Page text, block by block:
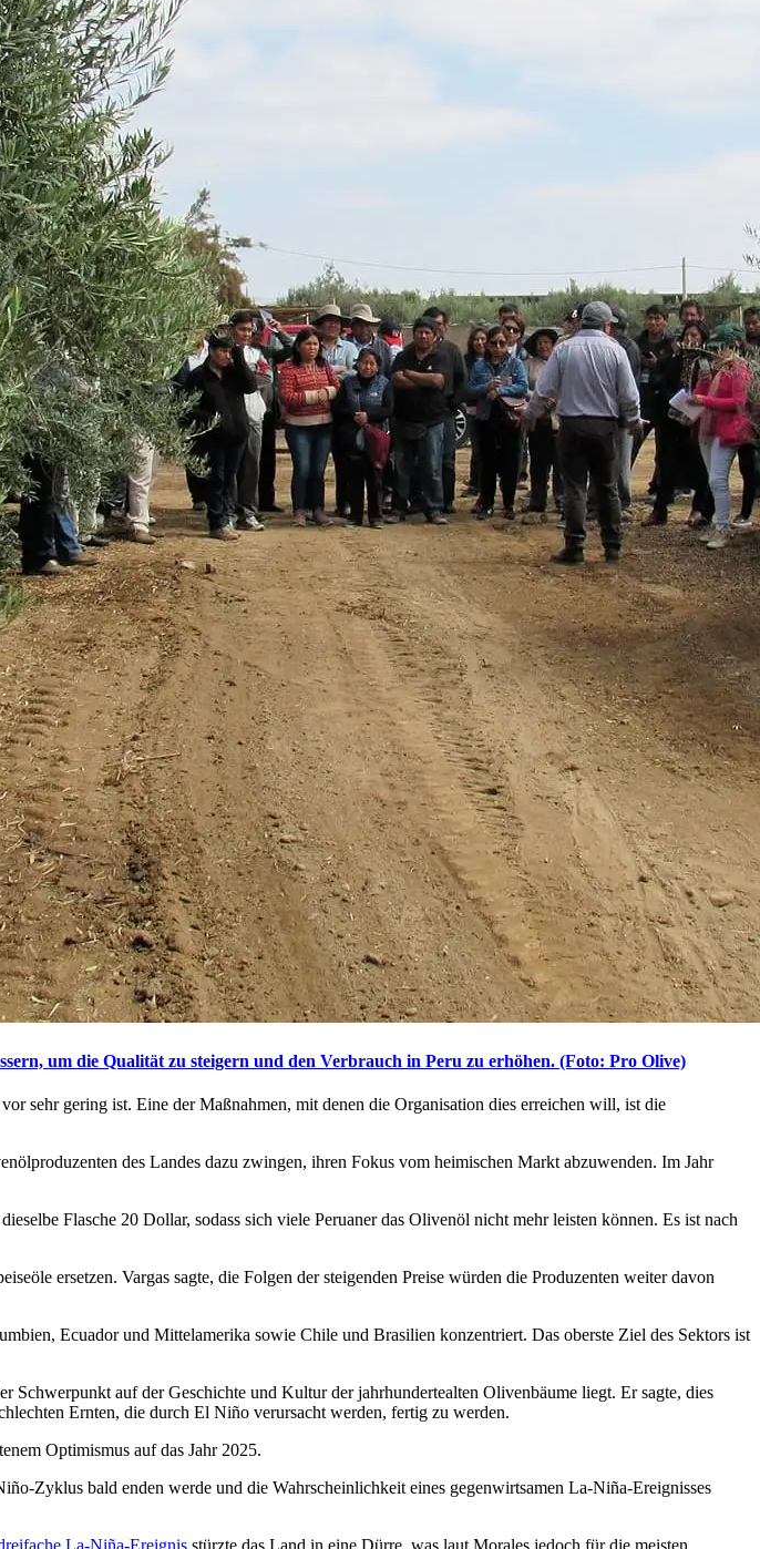
um die Qualität zu steigern und den Verbrauch in Peru zu erhöhen. (Foto: Pro Olive)
sehr gering ist. Eine der Maßnahmen, mit denen die Organisation dies erreichen will, ist die
des Landes dazu zwingen, ihren Fokus vom heimischen Markt abzuwenden. Im Jahr
Flasche 20 Dollar, sodass sich viele Peruaner das Olivenöl nicht mehr leisten können. Es ist nach
ersetzen. Vargas sagte, die Folgen der steigenden Preise würden die Produzenten weiter davon
Ecuador und Mittelamerika sowie Chile und Brasilien konzentriert. Das oberste Ziel des Sektors ist
auf der Geschichte und Kultur der jahrhundertealten Olivenbäume liegt. Er sagte, dies
Ernten, die durch El Niño verursacht werden, fertig zu werden.
Optimismus auf das Jahr 2025.
Zyklus bald enden werde und die Wahr­schein­lichkeit eines gegen­wirt­samen La-Niña-Ereignisses
La-Niña-Ereignis stürzte das Land in eine Dürre, was laut Morales jedoch für die meisten